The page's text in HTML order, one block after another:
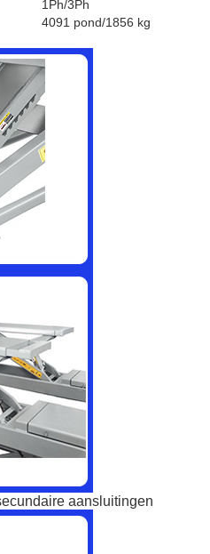
1Ph/3Ph
4091 pond/1856 kg
aansluitingen